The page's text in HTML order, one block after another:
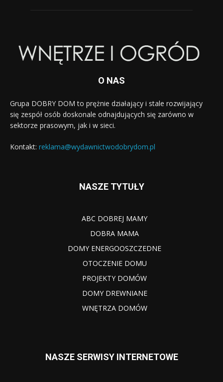
O NAS
Grupa DOBRY DOM to prężnie działający i stale rozwijający
się zespół osób doskonale odnajdujących się zarówno w
sektorze prasowym, jak i w sieci.
Kontakt: reklama@wydawnictwodobrydom.pl
NASZE TYTUŁY
ABC DOBREJ MAMY
DOBRA MAMA
DOMY ENERGOOSZCZEDNE
OTOCZENIE DOMU
PROJEKTY DOMÓW
DOMY DREWNIANE
WNĘTRZA DOMÓW
NASZE SERWISY INTERNETOWE